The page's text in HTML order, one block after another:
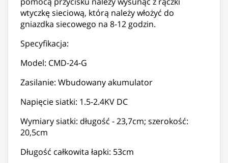
wtyczkę sieciową, którą należy włożyć do
gniazdka siecowego na 8-12 godzin.
Specyfikacja:
Model: CMD-24-G
Zasilanie: Wbudowany akumulator
Napięcie siatki: 1.5-2.4KV DC
Wymiary siatki: długość - 23,7cm; szerokość:
20,5cm
Długość całkowita łapki: 53cm